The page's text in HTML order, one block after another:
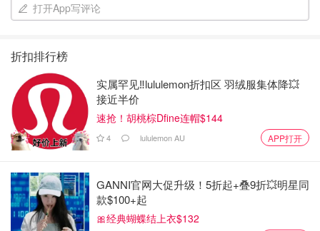
打开App写评论
折扣排行榜
实属罕见‼️lululemon折扣区 羽绒服集体降💥
接近半价
速抢！胡桃棕Dfine连帽$144
4 lululemon AU APP打开
GANNI官网大促升级！5折起+叠9折💥明星同
款$100+起
🎀经典蝴蝶结上衣$132